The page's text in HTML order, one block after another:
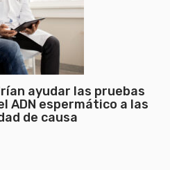
ayudar las pruebas
ADN espermático a las
de causa